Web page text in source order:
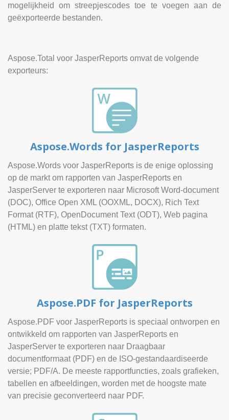
mogelijkheid om streepjescodes toe te voegen aan de
geëxporteerde bestanden.
Aspose.Total voor JasperReports omvat de volgende
exporteurs:
Aspose.Words for JasperReports
Aspose.Words voor JasperReports is de enige oplossing
op de markt om rapporten van JasperReports en
JasperServer te exporteren naar Microsoft Word-document
(DOC), Office Open XML (OOXML, DOCX), Rich Text
Format (RTF), OpenDocument Text (ODT), Web pagina
(HTML) en platte tekst (TXT) formaten.
Aspose.PDF for JasperReports
Aspose.PDF voor JasperReports is speciaal ontworpen en
ontwikkeld om rapporten van JasperReports en
JasperServer te exporteren naar Draagbaar
documentformaat (PDF) en de ISO-gestandaardiseerde
versie; PDF/A. De meeste rapportfuncties, zoals grafieken,
tabellen en afbeeldingen, worden met de hoogste mate
van precisie geconverteerd naar PDF.